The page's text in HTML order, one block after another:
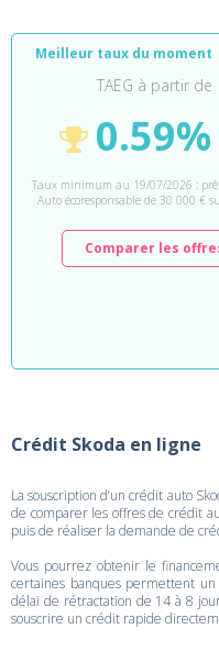
Meilleur taux du moment
TAEG à partir de
0.59%
Taux minimum au 19/07/2026 :
Auto écoresponsable de 30 000 €
Comparer les
Crédit Skoda en ligne
La souscription d’un crédit auto
de comparer les offres de crédit
puis de réaliser la demande de
Vous pourrez obtenir le
certaines banques permettent
délai de rétractation de 14 à 8
souscrire un crédit rapide